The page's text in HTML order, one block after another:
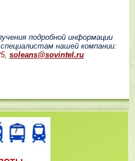
подробной информации
нашей компании:
, soleans@sovintel.ru